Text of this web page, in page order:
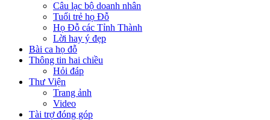
Câu lạc bộ doanh nhân
Tuổi trẻ họ Đỗ
Họ Đỗ các Tỉnh Thành
Lời hay ý đẹp
Bài ca họ đỗ
Thông tin hai chiều
Hỏi đáp
Thư Viện
Trang ảnh
Video
Tài trợ đóng góp